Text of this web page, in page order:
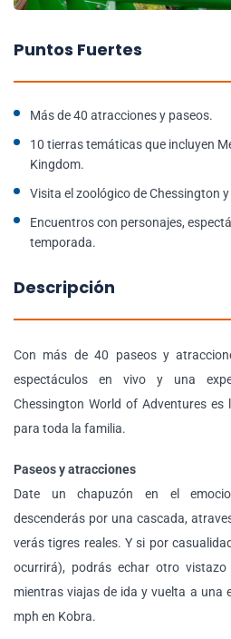
Puntos Fuertes
Más de 40 atracciones y paseos.
10 tierras temáticas que incluyen
Kingdom.
Visita el zoológico de Chessington y
Encuentros con personajes,
temporada.
Descripción
Con más de 40 paseos y
espectáculos en vivo y una
Chessington World of Adventures
para toda la familia.
Paseos y atracciones
Date un chapuzón en el
descenderás por una cascada,
verás tigres reales. Y si por
ocurrirá), podrás echar otro
mientras viajas de ida y vuelta a una
mph en Kobra.